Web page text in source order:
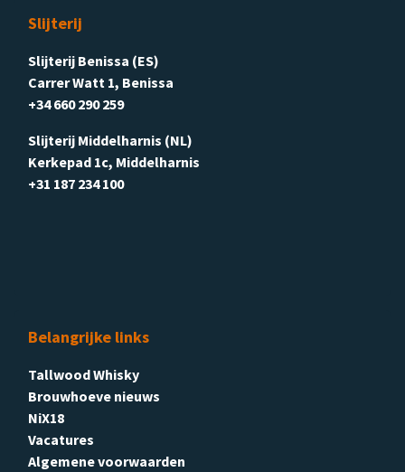
Slijterij
Slijterij Benissa (ES)
Carrer Watt 1, Benissa
+34 660 290 259
Slijterij Middelharnis (NL)
Kerkepad 1c, Middelharnis
+31 187 234 100
Belangrijke links
Tallwood Whisky
Brouwhoeve nieuws
NiX18
Vacatures
Algemene voorwaarden